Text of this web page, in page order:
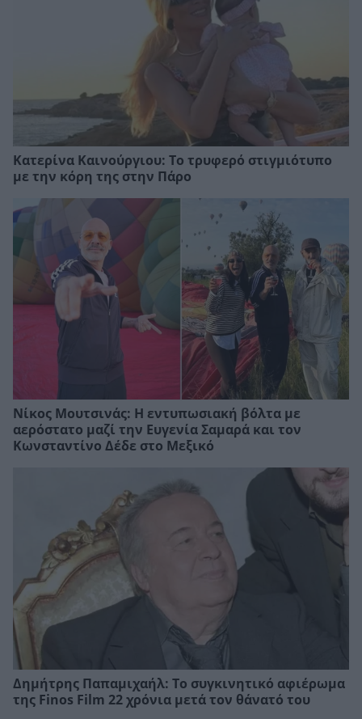
Κατερίνα Καινούργιου: Το τρυφερό στιγμιότυπο
με την κόρη της στην Πάρο
Νίκος Μουτσινάς: Η εντυπωσιακή βόλτα με
αερόστατο μαζί την Ευγενία Σαμαρά και τον
Κωνσταντίνο Δέδε στο Μεξικό
Δημήτρης Παπαμιχαήλ: Το συγκινητικό αφιέρωμα
της Finos Film 22 χρόνια μετά τον θάνατό του